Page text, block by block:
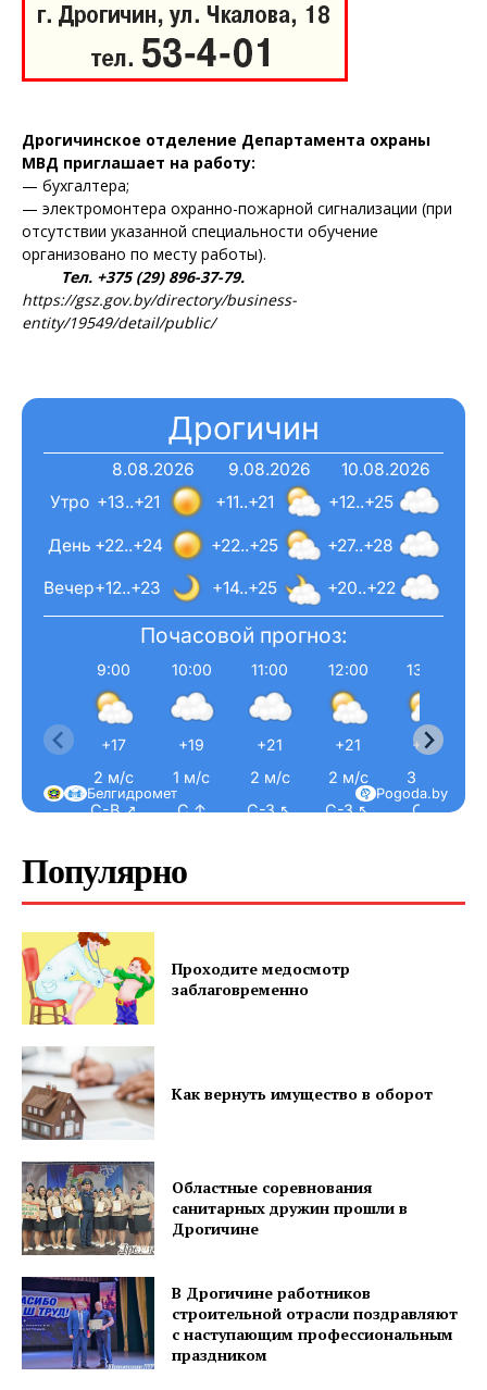
Дрогичинское отделение Департамента охраны
МВД приглашает на работу:
— бухгалтера;
— электромонтера охранно-пожарной сигнализации (при
отсутствии указанной специальности обучение
организовано по месту работы).
Тел. +375 (29) 896-37-79.
https://gsz.gov.by/directory/business-
entity/19549/detail/public/
Дрогичин
8.08.2026
+13..+21
+22..+24
+12..+23
9.08.2026
+11..+21
+22..+25
+14..+25
10.08.2026
+12..+25
+27..+28
+20..+22
Вечер
День
Утро
Почасовой прогноз:
9:00
+17
2 м/с
С-В ↗
10:00
+19
1 м/с
С ↑
11:00
+21
2 м/с
С-З ↖
12:00
+21
2 м/с
С-З ↖
13:00
+22
3 м/с
С ↑
Pogoda.by
Белгидромет
Популярно
Проходите медосмотр
заблаговременно
Как вернуть имущество в оборот
Областные соревнования
санитарных дружин прошли в
Дрогичине
В Дрогичине работников
строительной отрасли поздравляют
с наступающим профессиональным
праздником